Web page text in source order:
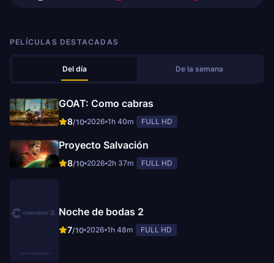
PELÍCULAS DESTACADAS
Del día De la semana
GOAT: Como cabras
8/10 2026 1h 40m FULL HD
Proyecto Salvación
8/10 2026 2h 37m FULL HD
Noche de bodas 2
7/10 2026 1h 48m FULL HD